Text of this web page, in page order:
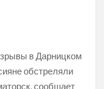
в Дарницком
обстреляли
сообщает